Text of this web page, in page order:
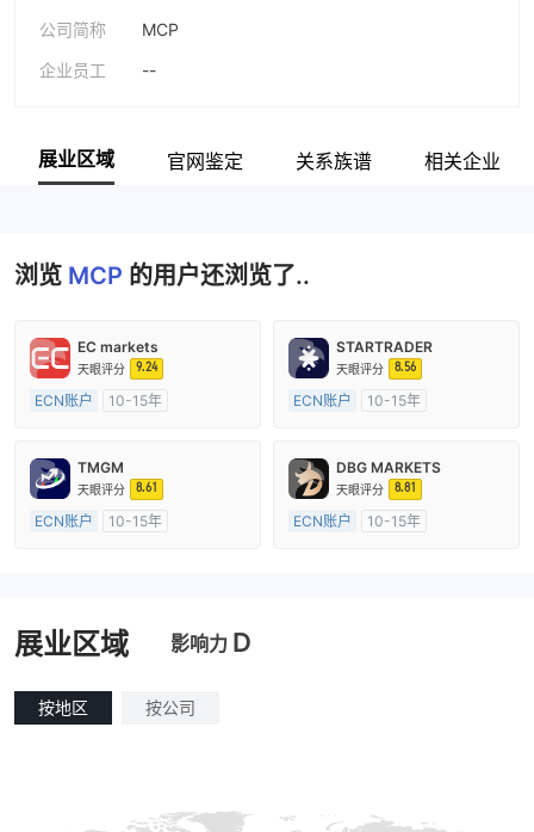
公司简称
MCP
企业员工
--
展业区域 官网鉴定 关系族谱 相关企业
浏览 MCP 的用户还浏览了..
EC markets
天眼评分 9.24
ECN账户
10-15年
主标MT4
STARTRADER
天眼评分 8.56
ECN账户
10-15年
主标MT4
TMGM
天眼评分 8.61
ECN账户
10-15年
DBG MARKETS
天眼评分 8.81
ECN账户
10-15年
展业区域 影响力 D
按地区 按公司